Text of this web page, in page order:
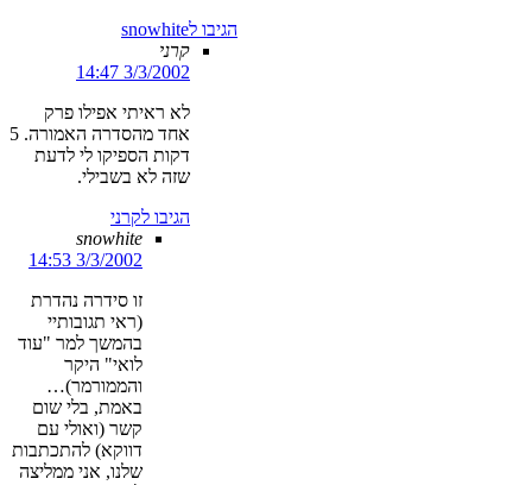
הגיבו לsnowhite
קרני
3/3/2002 14:47
לא ראיתי אפילו פרק
אחד מהסדרה האמורה. 5
דקות הספיקו לי לדעת
שזה לא בשבילי.
הגיבו לקרני
snowhite
3/3/2002 14:53
זו סידרה נהדרת
(ראי תגובותיי
בהמשך למר "עוד
לואי" היקר
והממורמר)…
באמת, בלי שום
קשר (ואולי עם
דווקא) להתכתבות
שלנו, אני ממליצה